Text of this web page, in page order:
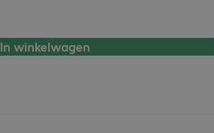
In winkelwagen